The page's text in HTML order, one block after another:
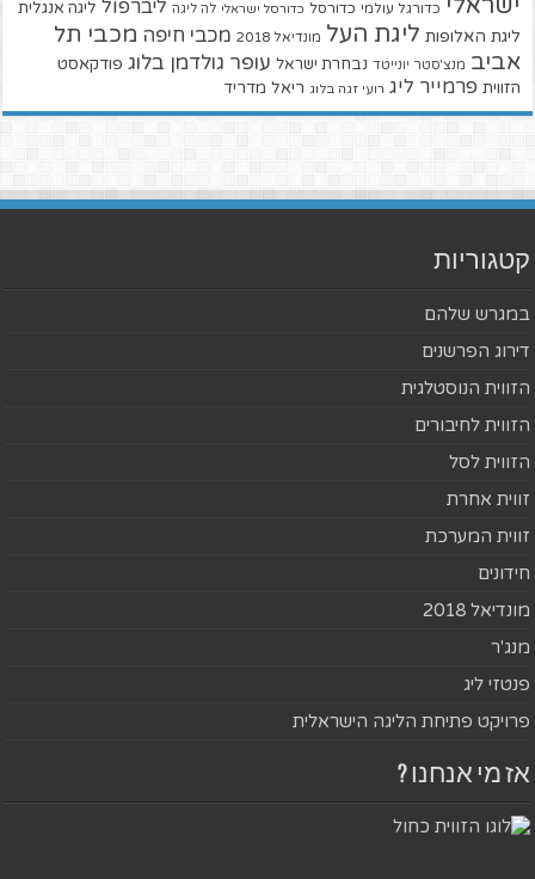
כדורגל עולמי כדורסל כדורסל ישראלי לה ליגה ליברפול ליגה אנגלית
ליגת האלופות ליגת העל מונדיאל 2018 מכבי חיפה מכבי תל
אביב מנצ'סטר יונייטד נבחרת ישראל עופר גולדמן בלוג פודקאסט
הזווית פרמייר ליג רועי זגה בלוג ריאל מדריד
קטגוריות
במגרש שלהם
דירוג הפרשנים
הזווית הנוסטלגית
הזווית לחיבורים
הזווית לסל
זווית אחרת
זווית המערכת
חידונים
מונדיאל 2018
מנג'ר
פנטזי ליג
פרויקט פתיחת הליגה הישראלית
אז מי אנחנו ?